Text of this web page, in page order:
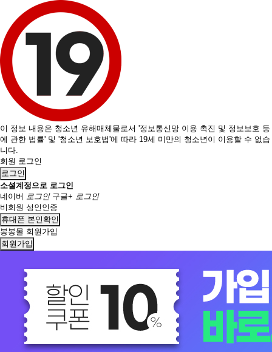
이 정보 내용은 청소년 유해매체물로서 '정보통신망 이용 촉진 및 정보보호 등
에 관한 법률' 및 '청소년 보호법'에 따라 19세 미만의 청소년이 이용할 수 없습
니다.
회원 로그인
로그인
소셜계정으로 로그인
네이버 로그인 구글+ 로그인
비회원 성인인증
휴대폰 본인확인
봉봉몰 회원가입
회원가입